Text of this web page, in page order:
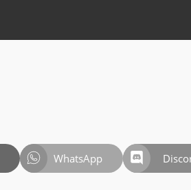
WhatsApp